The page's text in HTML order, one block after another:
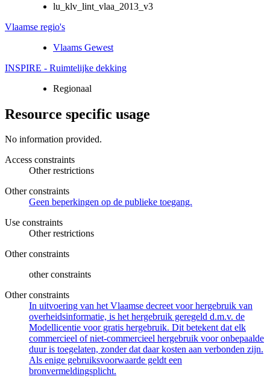
lu_klv_lint_vlaa_2013_v3
Vlaamse regio's
Vlaams Gewest
INSPIRE - Ruimtelijke dekking
Regionaal
Resource specific usage
No information provided.
Access constraints
Other restrictions
Other constraints
Geen beperkingen op de publieke toegang.
Use constraints
Other restrictions
Other constraints
other constraints
Other constraints
In uitvoering van het Vlaamse decreet voor hergebruik van
overheidsinformatie, is het hergebruik geregeld d.m.v. de
Modellicentie voor gratis hergebruik. Dit betekent dat elk
commercieel of niet-commercieel hergebruik voor onbepaalde
duur is toegelaten, zonder dat daar kosten aan verbonden zijn.
Als enige gebruiksvoorwaarde geldt een
bronvermeldingsplicht.